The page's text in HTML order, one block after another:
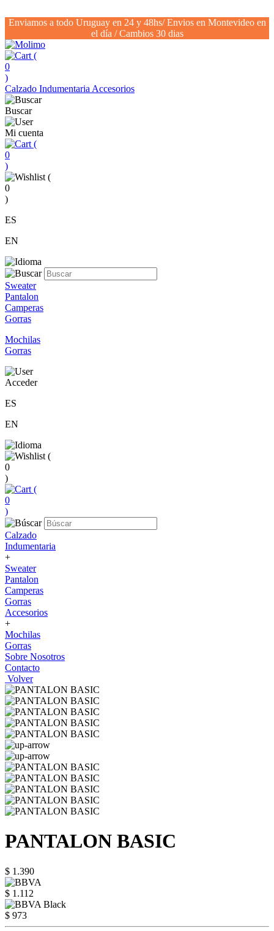
Enviamos a todo Uruguay en 24 y 48hs/ Envios en Montevideo en
el día / Cambios 30 dias
(
0
)
Calzado Indumentaria Accesorios
Buscar
Mi cuenta
(
0
)
(
0
)
ES
EN
Sweater
Pantalon
Camperas
Gorras
Mochilas
Gorras
Acceder
ES
EN
(
0
)
(
0
)
Calzado
Indumentaria
+
Sweater
Pantalon
Camperas
Gorras
Accesorios
+
Mochilas
Gorras
Sobre Nosotros
Contacto
Volver
PANTALON BASIC
$ 1.390
$ 1.112
$ 973